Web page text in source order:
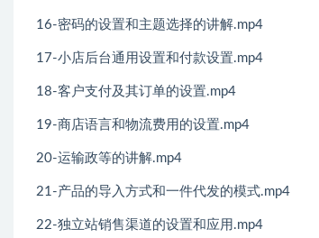
16-密码的设置和主题选择的讲解.mp4
17-小店后台通用设置和付款设置.mp4
18-客户支付及其订单的设置.mp4
19-商店语言和物流费用的设置.mp4
20-运输政等的讲解.mp4
21-产品的导入方式和一件代发的模式.mp4
22-独立站销售渠道的设置和应用.mp4